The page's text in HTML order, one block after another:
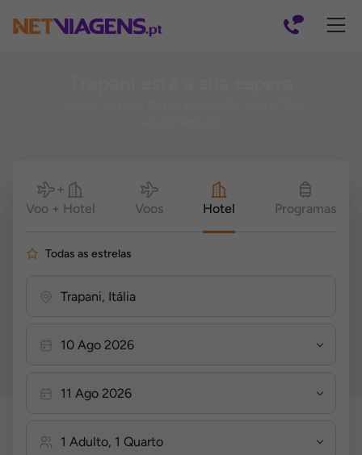
Pesquisar
Voo + Hotel Voos Hotel Programas
Todas as estrelas